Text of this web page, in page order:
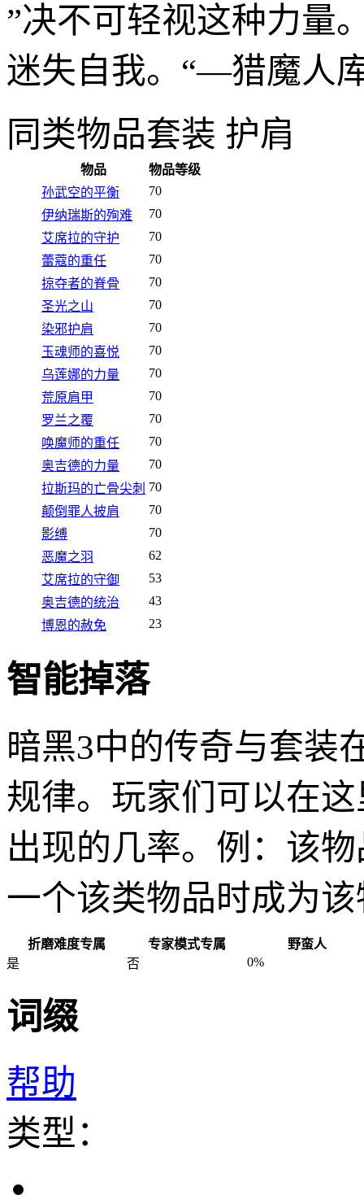
”决不可轻视这种力量
迷失自我。“—猎魔人
同类物品套装 护肩
物品
物品等级
孙武空的平衡
70
伊纳瑞斯的殉难
70
艾席拉的守护
70
蕾蔻的重任
70
掠夺者的脊骨
70
圣光之山
70
染邪护肩
70
玉魂师的喜悦
70
乌莲娜的力量
70
荒原肩甲
70
罗兰之覆
70
唤魔师的重任
70
奥吉德的力量
70
拉斯玛的亡骨尖刺 70
颠倒罪人披肩
70
影缚
70
恶魔之羽
62
艾席拉的守御
53
奥吉德的统治
43
博恩的赦免
23
智能掉落
暗黑3中的传奇与套装
规律。玩家们可以在
出现的几率。例：该
一个该类物品时成为
折磨难度专属 专家模式专属
野蛮人
是
否 0%
词缀
帮助
类型：